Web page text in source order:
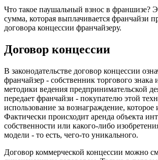
Что такое паушальный взнос в франшизе?
сумма, которая выплачивается франчайзи
договора концессии франчайзеру.
Договор концессии
В законодательстве договор концессии
франчайзер - собственник торгового знака
методики ведения предпринимательской
передает франчайзи - покупателю этой
использование за вознаграждение, которое
Фактически происходит аренда объекта
собственности или какого-либо
модели - то есть, чего-то уникального.
Договор коммерческой концессии можно